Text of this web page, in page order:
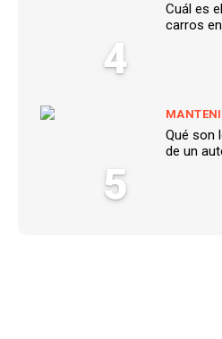
4
Cuál es
carros
5
Qué son
de un